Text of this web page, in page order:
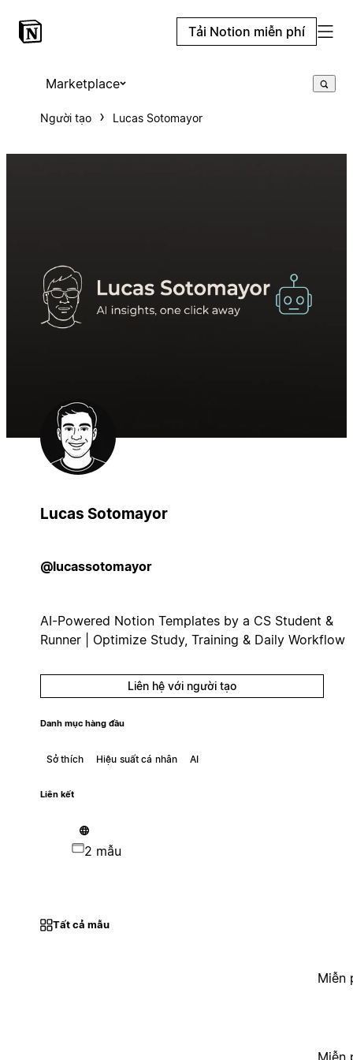
Tải Notion miễn phí
Marketplace
Người tạo Lucas Sotomayor
Lucas Sotomayor
@lucassotomayor
AI-Powered Notion Templates by a CS Student &
Runner | Optimize Study, Training & Daily Workflow
Liên hệ với người tạo
Danh mục hàng đầu
Sở thích Hiệu suất cá nhân AI
Liên kết
2 mẫu
Tất cả mẫu
Miễn